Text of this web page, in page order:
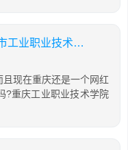
重庆市职高学院哪些好 首选重庆市工业职业技术学院
现在重庆还是一个网红
?重庆工业职业技术学院